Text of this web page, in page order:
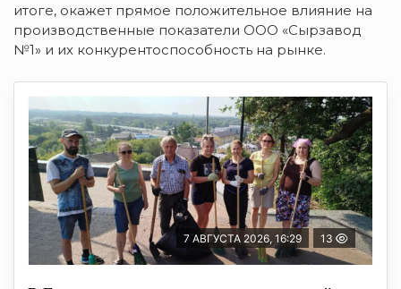
итоге, окажет прямое положительное влияние на
производственные показатели ООО «Сырзавод
№1» и их конкурентоспособность на рынке.
7 АВГУСТА 2026, 16:29 13